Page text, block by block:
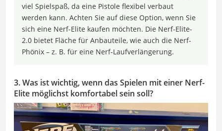
viel Spielspaß, da eine Pistole flexibel verbaut
werden kann. Achten Sie auf diese Option, wenn Sie
sich eine Nerf-Elite kaufen möchten. Die Nerf-Elite-
2.0 bietet Fläche für Anbauteile, wie auch die Nerf-
Phönix – z. B. für eine Nerf-Laufverlängerung.
3. Was ist wichtig, wenn das Spielen mit einer Nerf-
Elite möglichst komfortabel sein soll?